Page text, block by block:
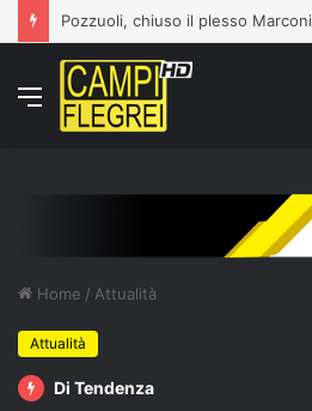
Menu
Home / Attualità
Attualità
Di Tendenza